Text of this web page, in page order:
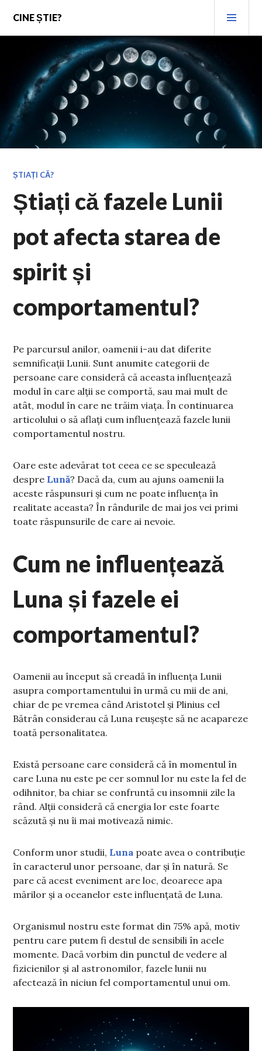
content
CINE ȘTIE?
ȘTIAȚI CĂ?
Știați că fazele Lunii
pot afecta starea de
spirit și
comportamentul?
Pe parcursul anilor, oamenii i-au dat diferite
semnificații Lunii. Sunt anumite categorii de
persoane care consideră că aceasta influențează
modul în care alții se comportă, sau mai mult de
atât, modul în care ne trăim viața. În continuarea
articolului o să aflați cum influențează fazele lunii
comportamentul nostru.
Oare este adevărat tot ceea ce se speculează
despre Lună? Dacă da, cum au ajuns oamenii la
aceste răspunsuri și cum ne poate influența în
realitate aceasta? În rândurile de mai jos vei primi
toate răspunsurile de care ai nevoie.
Cum ne influențează
Luna și fazele ei
comportamentul?
Oamenii au început să creadă în influența Lunii
asupra comportamentului în urmă cu mii de ani,
chiar de pe vremea când Aristotel și Plinius cel
Bătrân considerau că Luna reușește să ne acapareze
toată personalitatea.
Există persoane care consideră că în momentul în
care Luna nu este pe cer somnul lor nu este la fel de
odihnitor, ba chiar se confruntă cu insomnii zile la
rând. Alții consideră că energia lor este foarte
scăzută și nu îi mai motivează nimic.
Conform unor studii, Luna poate avea o contribuție
în caracterul unor persoane, dar și în natură. Se
pare că acest eveniment are loc, deoarece apa
mărilor și a oceanelor este influențată de Luna.
Organismul nostru este format din 75% apă, motiv
pentru care putem fi destul de sensibili în acele
momente. Dacă vorbim din punctul de vedere al
fizicienilor și al astronomilor, fazele lunii nu
afectează în niciun fel comportamentul unui om.